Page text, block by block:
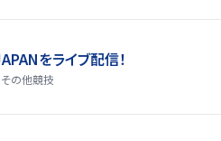
をライブ配信！
その他競技